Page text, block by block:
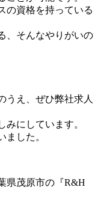
の資格を持っている
、そんなやりがいの
うえ、ぜひ弊社求人
にしています。
ました。
県茂原市の『R&H